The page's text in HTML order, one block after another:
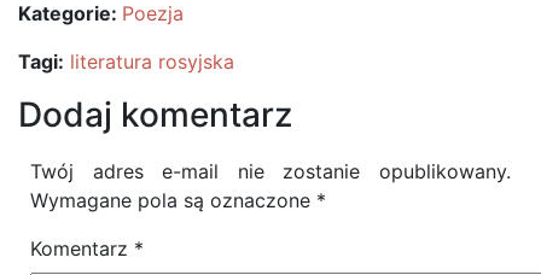
Kategorie: Poezja
Tagi: literatura rosyjska
Dodaj komentarz
Twój adres e-mail nie zostanie opublikowany.
Wymagane pola są oznaczone *
Komentarz *